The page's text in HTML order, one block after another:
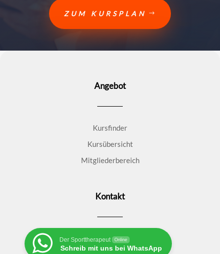
ZUM KURSPLAN
Angebot
Kursfinder
Kursübersicht
Mitgliederbereich
Kontakt
Der Sporttherapeut Online
Schreib mit uns bei WhatsApp